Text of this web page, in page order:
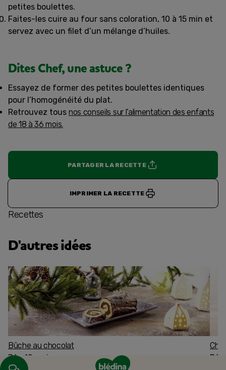
petites boulettes.
Faites-les cuire au four sans coloration, 10 à 15 min et
servez avec un filet d’un mélange d’huiles.
Dites Chef, une astuce ?
Essayez de former des petites boulettes identiques
pour l’homogénéité du plat.
Retrouvez tous nos conseils sur l’alimentation des enfants
de 18 à 36 mois.
PARTAGER LA RECETTE
IMPRIMER LA RECETTE
Recettes
D'autres idées
Bûche au chocolat
Dès 12 mois